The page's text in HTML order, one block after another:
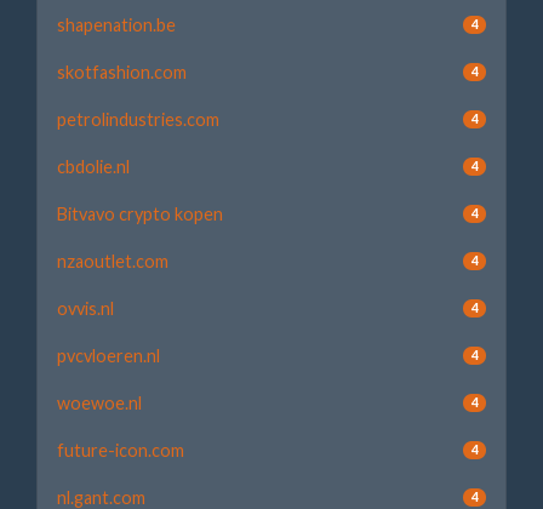
shapenation.be 4
skotfashion.com 4
petrolindustries.com 4
cbdolie.nl 4
Bitvavo crypto kopen 4
nzaoutlet.com 4
ovvis.nl 4
pvcvloeren.nl 4
woewoe.nl 4
future-icon.com 4
nl.gant.com 4